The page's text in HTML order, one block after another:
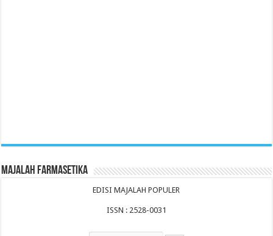
Majalah Farmasetika
EDISI MAJALAH POPULER
ISSN : 2528-0031